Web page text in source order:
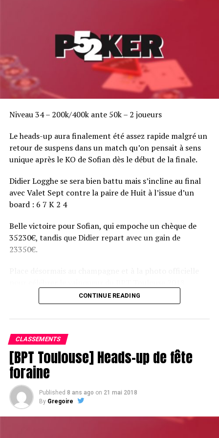
Yorane Kerignard, quatrième de l'EPT Deauville 2012
Chipcount
1 Vadzim Kursevich 18765
2 Paul Guichard 4575k
3 Vuong Than Trong 3170k
UP NEXT
Vuong Than Trong troisième
Niveau 34 – 200k/400k ante 50k – 2 joueurs
Le heads-up aura finalement été assez rapide malgré un
retour de suspens dans un match qu’on pensait à sens
unique après le KO de Sofian dès le début de la finale.
Didier Logghe se sera bien battu mais s’incline au final
avec Valet Sept contre la paire de Huit à l’issue d’un
board : 6 7 K 2 4
Belle victoire pour Sofian, qui empoche un chèque de
35230€, tandis que Didier repart avec un gain de
23350€.
CONTINUE READING
CLASSEMENTS
[BPT Toulouse] Heads-up de fête
foraine
Published 8 ans ago on 21 mai 2018
By Gregoire